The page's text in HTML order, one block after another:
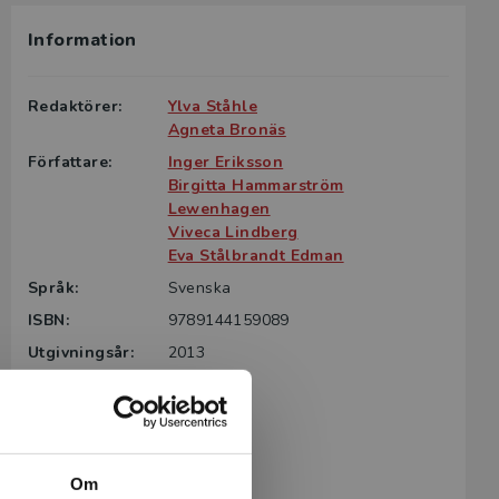
Om
Information
Redaktörer:
Ylva Ståhle
Agneta Bronäs
Författare:
Inger Eriksson
Birgitta Hammarström
Lewenhagen
Viveca Lindberg
Eva Stålbrandt Edman
Språk:
Svenska
ISBN:
9789144159089
Utgivningsår:
2013
Artikelnummer:
38044-02
Upplaga:
Andra
Sidantal: